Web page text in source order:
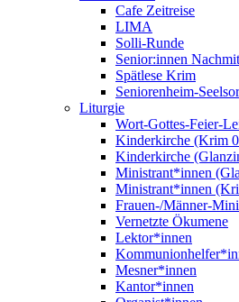
Cafe Zeitreise
LIMA
Solli-Runde
Senior:innen
Spätlese Krim
Seniorenheim-
Liturgie
Wort-Gottes-Feier-
Kinderkirche (Krim
Kinderkirche
Ministrant*innen
Ministrant*innen
Frauen-/Männer-
Vernetzte Ökumene
Lektor*innen
Mesner*innen
Kantor*innen